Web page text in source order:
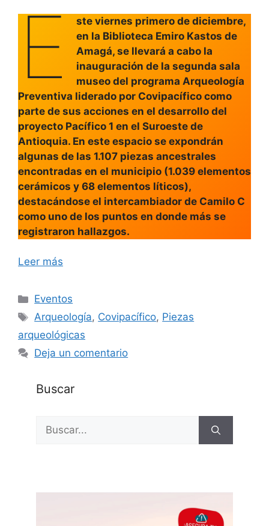
E
ste viernes primero de diciembre,
en la Biblioteca Emiro Kastos de
Amagá, se llevará a cabo la
inauguración de la segunda sala
museo del programa Arqueología
Preventiva liderado por Covipacífico como
parte de sus acciones en el desarrollo del
proyecto Pacífico 1 en el Suroeste de
Antioquia. En este espacio se expondrán
algunas de las 1.107 piezas ancestrales
encontradas en el municipio (1.039 elementos
cerámicos y 68 elementos líticos),
destacándose el intercambiador de Camilo C
como uno de los puntos en donde más se
registraron hallazgos.
Leer más
Categorías
Eventos
Etiquetas
Arqueología, Covipacífico, Piezas
arqueológicas
Deja un comentario
Buscar
Buscar: